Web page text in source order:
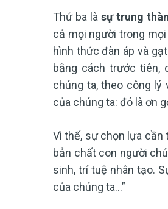
Thứ ba làsự trung
cả mọi người trong mọi
hình thức đàn áp và
bằng cách trước tiên,
chúng ta, theo công lý
của chúng ta: đó là ơn
Vì thế, sự chọn lựa cần
bản chất con người
sinh, trí tuệ nhân tạo.
của chúng ta...”